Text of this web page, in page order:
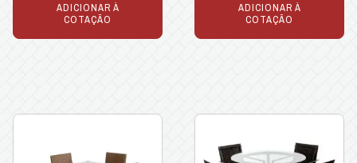
ADICIONAR À
COTAÇÃO
ADICIONAR À
COTAÇÃO